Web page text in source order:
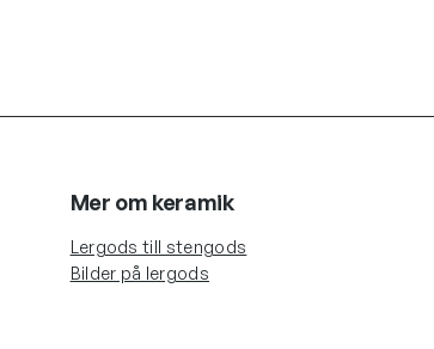
Mer om keramik
Lergods till stengods
Bilder på lergods